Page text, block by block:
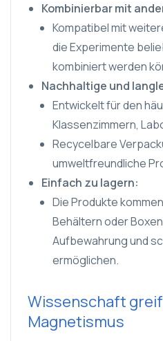
Kombinierbar mit
Kompatibel mit
die Experimente
kombiniert werden
Nachhaltige und
Entwickelt für den
Klassenzimmern,
Recycelbare
umweltfreundliche
Einfach zu lagern:
Die Produkte
Behältern oder
Aufbewahrung und
ermöglichen.
Wissenschaft
Magnetismus